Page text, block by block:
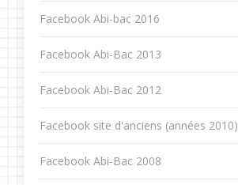
Facebook Abi-bac 2016
Facebook Abi-Bac 2013
Facebook Abi-Bac 2012
Facebook site d'anciens (années 2010)
Facebook Abi-Bac 2008